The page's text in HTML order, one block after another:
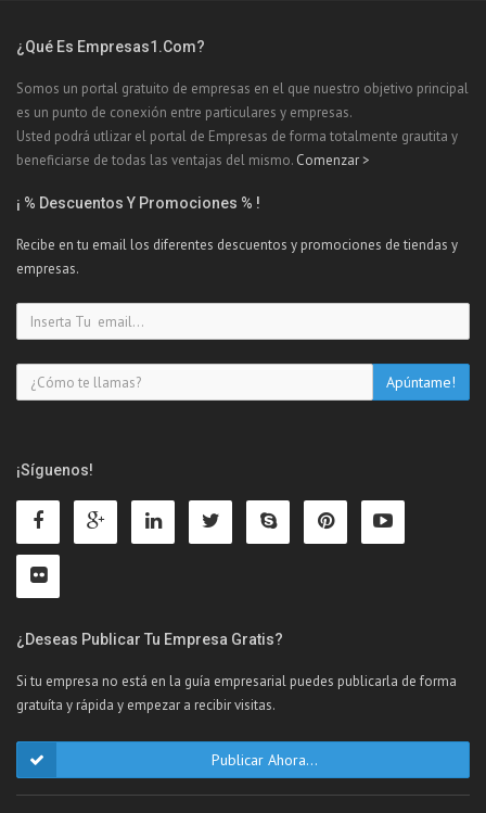
¿Qué Es Empresas1.com?
Somos un portal gratuito de empresas en el que nuestro objetivo principal
es un punto de conexión entre particulares y empresas.
Usted podrá utlizar el portal de Empresas de forma totalmente grautita y
beneficiarse de todas las ventajas del mismo. Comenzar >
¡ % Descuentos Y Promociones % !
Recibe en tu email los diferentes descuentos y promociones de tiendas y
empresas.
¡Síguenos!
¿Deseas Publicar Tu Empresa Gratis?
Si tu empresa no está en la guía empresarial puedes publicarla de forma
gratuíta y rápida y empezar a recibir visitas.
Publicar Ahora...